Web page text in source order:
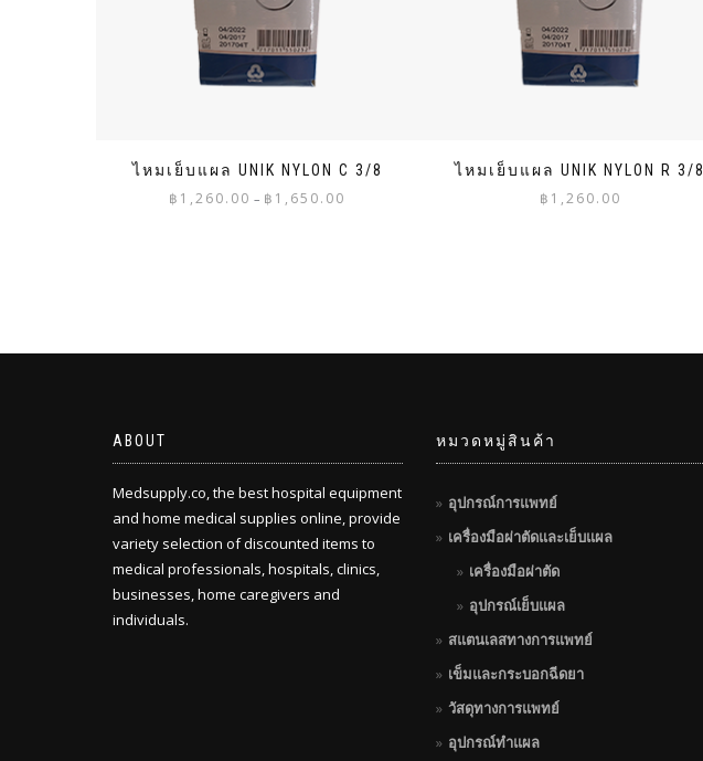
ไหมเย็บแผล UNIK NYLON C 3/8
฿ 1,260.00 – ฿ 1,650.00
ไหมเย็บแผล UNIK NYLON R 3/8
฿ 1,260.00
ABOUT
Medsupply.co, the best hospital equipment
and home medical supplies online, provide
variety selection of discounted items to
medical professionals, hospitals, clinics,
businesses, home caregivers and
individuals.
หมวดหมู่สินค้า
อุปกรณ์การแพทย์
เครื่องมือผ่าตัดและเย็บแผล
เครื่องมือผ่าตัด
อุปกรณ์เย็บแผล
สแตนเลสทางการแพทย์
เข็มและกระบอกฉีดยา
วัสดุทางการแพทย์
อุปกรณ์ทำแผล